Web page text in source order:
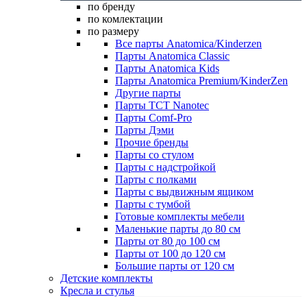
по бренду
по комлектации
по размеру
Все парты Anatomica/Kinderzen
Парты Anatomica Classic
Парты Anatomica Kids
Парты Anatomica Premium/KinderZen
Другие парты
Парты TCT Nanotec
Парты Comf-Pro
Парты Дэми
Прочие бренды
Парты со стулом
Парты с надстройкой
Парты с полками
Парты с выдвижным ящиком
Парты с тумбой
Готовые комплекты мебели
Маленькие парты до 80 см
Парты от 80 до 100 см
Парты от 100 до 120 см
Большие парты от 120 см
Детские комплекты
Кресла и стулья